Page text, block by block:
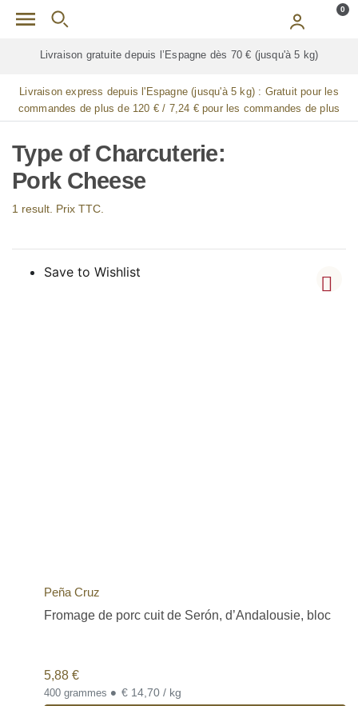
Skip to main content 0
Livraison gratuite depuis l’Espagne dès 70 € (jusqu'à 5 kg)
Livraison express depuis l'Espagne (jusqu'à 5 kg) : Gratuit pour les
commandes de plus de 120 € / 7,24 € pour les commandes de plus
de 90 € / 14,48 € pour les commandes de plus de 60 € / 21,72 € pour
les commandes de plus de 30 €
Type of Charcuterie:
Pork Cheese
1 result. Prix TTC.
Save to Wishlist
Peña Cruz
Fromage de porc cuit de Serón, d’Andalousie, bloc
5,88 €
400 grammes • € 14,70 / kg